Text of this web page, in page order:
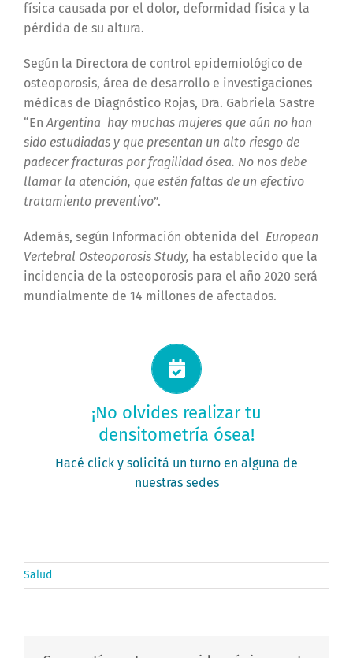
física causada por el dolor, deformidad física y la
pérdida de su altura.
Según la Directora de control epidemiológico de
osteoporosis, área de desarrollo e investigaciones
médicas de Diagnóstico Rojas, Dra. Gabriela Sastre
“En Argentina hay muchas mujeres que aún no han
sido estudiadas y que presentan un alto riesgo de
padecer fracturas por fragilidad ósea. No nos debe
llamar la atención, que estén faltas de un efectivo
tratamiento preventivo”.
Además, según Información obtenida del European
Vertebral Osteoporosis Study, ha establecido que la
incidencia de la osteoporosis para el año 2020 será
mundialmente de 14 millones de afectados.
¡No olvides realizar tu
densitometría ósea!
Hacé click y solicitá un turno en alguna de
nuestras sedes
Solicitá tu turno ahora
PEDIR MI TURNO
Salud